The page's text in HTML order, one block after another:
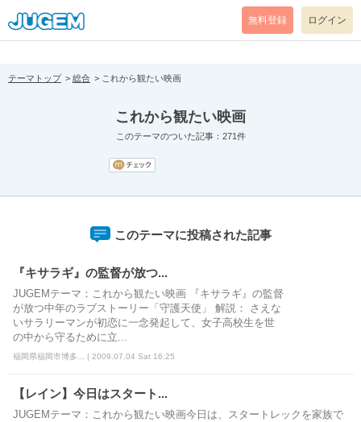
[pear_error: message="Success" code=0 mode=return level=notice
prefix="" info=""]
無料登録 ログイン
テーマトップ 総合 これから観たい映画
これから観たい映画
このテーマのついた記事：271件
このテーマに投稿された記事
『キサラギ』の監督が放つ...
JUGEMテーマ：これから観たい映画 『キサラギ』の監督
が放つ中年のラブストーリー「守護天使」 解説： さえな
いサラリーマンが初恋に一念発起して、女子高校生を世
の中から守るために立...
福岡県福岡市博多... | 2009.07.04 Sat 16:25
【レイン】今日はスタート...
JUGEMテーマ：これから観たい映画今日は、スタートレックを家族で